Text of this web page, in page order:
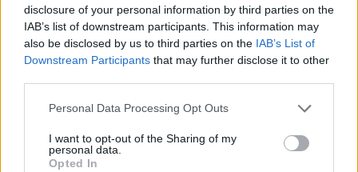
disclosure of your personal information by third parties on the
IAB’s list of downstream participants. This information may
also be disclosed by us to third parties on the IAB’s List of
Downstream Participants that may further disclose it to other
Personal Data Processing Opt Outs
I want to opt-out of the Sharing of my
personal data.
Opted In
Titolare 5 - 13%
Entrato 9 - 23%
Squalificato 0 - 0%
Infortunato 0 - 0%
Inutilizzato